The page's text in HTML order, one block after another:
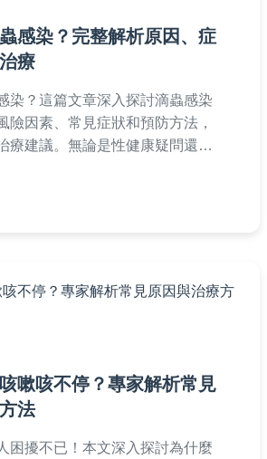
感染？完整解析原因、症
療
染？這篇文章深入探討滴蟲感染
險因素、常見症狀和預防方法，
療建議。無論是性健康疑問還是
與應對方式。
嗽咳不停？專家解析常見
法
困擾不已！本文深入探討為什麼